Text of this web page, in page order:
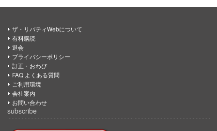
ザ・リバティWebについて
有料購読
退会
プライバシーポリシー
訂正・おわび
FAQ よくある質問
ご利用環境
会社案内
お問い合わせ
subscribe